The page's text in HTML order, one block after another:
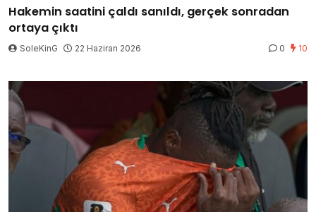
Hakemin saatini çaldı sanıldı, gerçek sonradan
ortaya çıktı
SoleKinG 22 Haziran 2026 0 10